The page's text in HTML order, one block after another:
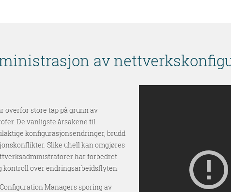
av
overfor store tap på grunn av
De vanligste årsakene til
konfigurasjonsendringer, brudd
Slike uhell kan omgjøres
har forbedret
over endringsarbeidsflyten.
Managers sporing av